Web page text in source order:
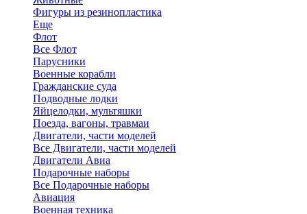
Фигуры из резинопластика
Еще
Флот
Все Флот
Парусники
Военные корабли
Гражданские суда
Подводные лодки
Яйцелодки, мультяшки
Поезда, вагоны, травмаи
Двигатели, части моделей
Все Двигатели, части моделей
Двигатели Авиа
Подарочные наборы
Все Подарочные наборы
Авиация
Военная техника